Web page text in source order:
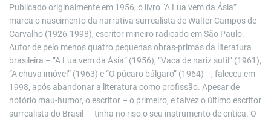
Publicado originalmente em 1956, o livro “A Lua vem da Ásia”
marca o nascimento da narrativa surrealista de Walter Campos de
Carvalho (1926-1998), escritor mineiro radicado em São Paulo.
Autor de pelo menos quatro pequenas obras-primas da literatura
brasileira – “A Lua vem da Ásia” (1956), “Vaca de nariz sutil” (1961),
“A chuva imóvel” (1963) e “O púcaro búlgaro” (1964) –, faleceu em
1998, após abandonar a literatura como profissão. Apesar de
notório mau-humor, o escritor – o primeiro, e talvez o último escritor
surrealista do Brasil – tinha no riso o seu instrumento de crítica. O